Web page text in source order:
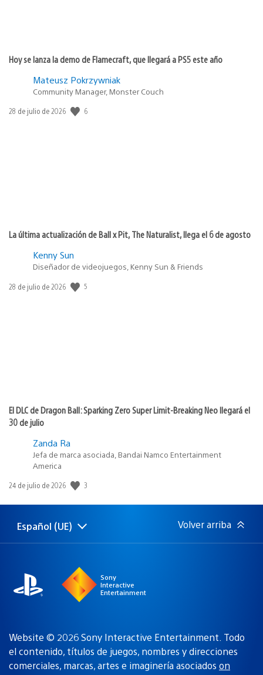
Hoy se lanza la demo de Flamecraft, que llegará a PS5 este año
Mateusz Pokrzywniak
Community Manager, Monster Couch
Fecha
28 de julio de 2026 6
La última actualización de Ball x Pit, The Naturalist, llega el 6 de agosto
Kenny Sun
Diseñador de videojuegos, Kenny Sun & Friends
Fecha
28 de julio de 2026 5
El DLC de Dragon Ball: Sparking Zero Super Limit-Breaking Neo llegará el
30 de julio
Zanda Ra
Jefa de marca asociada, Bandai Namco Entertainment
America
Fecha
publicación:
24 de julio de 2026 3
Selecciona
Región
Español (UE) Volver arriba
Sony
Interactive
Entertainment
Website © 2026 Sony Interactive Entertainment. Todo
el contenido, títulos de juegos, nombres y direcciones
comerciales, marcas, artes e imaginería asociados on